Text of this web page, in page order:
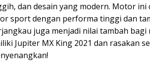
dan desain yang modern. Motor ini
sport dengan performa tinggi dan
juga menjadi nilai tambah bagi
Jupiter MX King 2021 dan rasakan